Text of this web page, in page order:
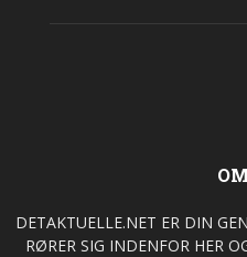
DETAKTUELLE.NET ER DIN
RØRER SIG INDENFOR HER